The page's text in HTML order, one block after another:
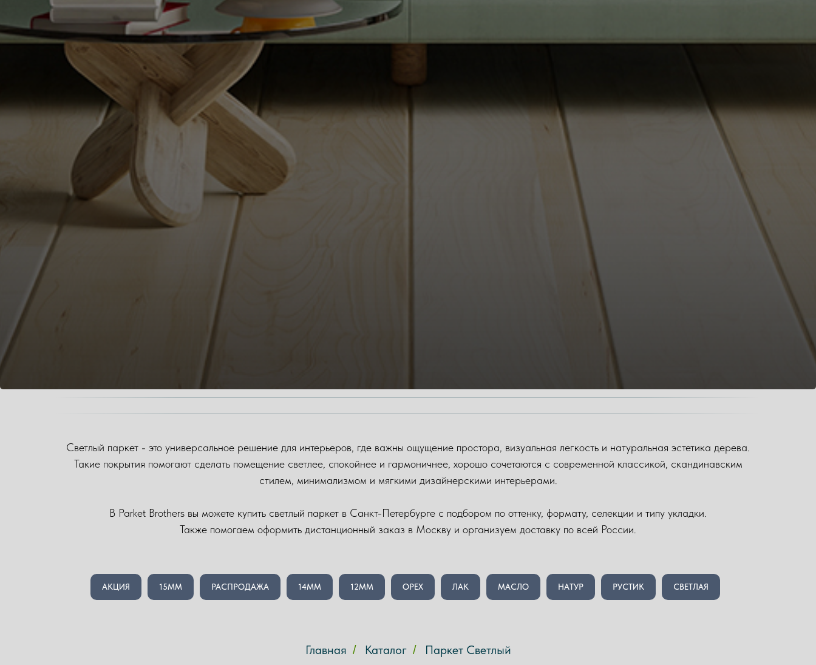
Светлый паркет - это универсальное решение для интерьеров, где важны ощущение простора, визуальная легкость и натуральная эстетика дерева.
Такие покрытия помогают сделать помещение светлее, спокойнее и гармоничнее, хорошо сочетаются с современной классикой, скандинавским
стилем, минимализмом и мягкими дизайнерскими интерьерами.
В Parket Brothers вы можете купить светлый паркет в Санкт-Петербурге с подбором по оттенку, формату, селекции и типу укладки.
Также помогаем оформить дистанционный заказ в Москву и организуем доставку по всей России.
АКЦИЯ 15ММ РАСПРОДАЖА 14ММ 12ММ ОРЕХ ЛАК МАСЛО НАТУР РУСТИК СВЕТЛАЯ
Главная / Каталог / Паркет Светлый